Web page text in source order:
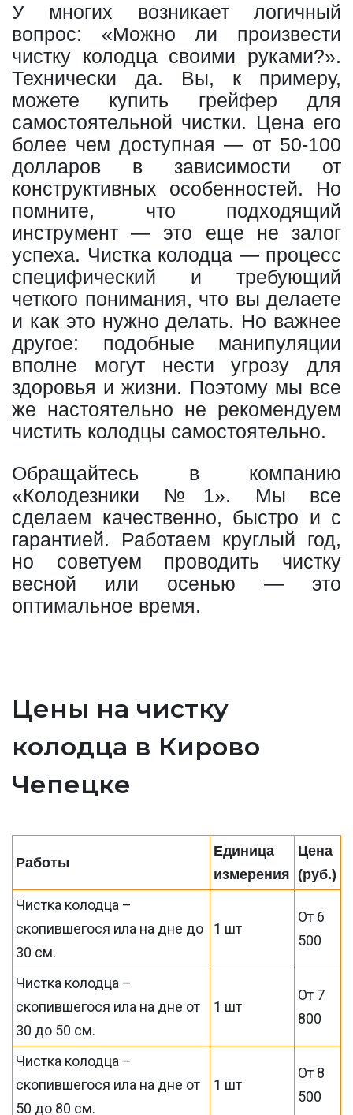
У многих возникает логичный
вопрос: «Можно ли произвести
чистку колодца своими руками?».
Технически да. Вы, к примеру,
можете купить грейфер для
самостоятельной чистки. Цена его
более чем доступная — от 50-100
долларов в зависимости от
конструктивных особенностей. Но
помните, что подходящий
инструмент — это еще не залог
успеха. Чистка колодца — процесс
специфический и требующий
четкого понимания, что вы делаете
и как это нужно делать. Но важнее
другое: подобные манипуляции
вполне могут нести угрозу для
здоровья и жизни. Поэтому мы все
же настоятельно не рекомендуем
чистить колодцы самостоятельно.
Обращайтесь в компанию
«Колодезники №1». Мы все
сделаем качественно, быстро и с
гарантией. Работаем круглый год,
но советуем проводить чистку
весной или осенью — это
оптимальное время.
Цены на чистку
колодца в Кирово
Чепецке
Работы
Единица
измерения
Цена
(руб.)
Чистка колодца –
скопившегося ила на дне до
30 см.
1 шт
От 6
500
Чистка колодца –
скопившегося ила на дне от
30 до 50 см.
1 шт
От 7
800
Чистка колодца –
скопившегося ила на дне от
50 до 80 см.
1 шт
От 8
500